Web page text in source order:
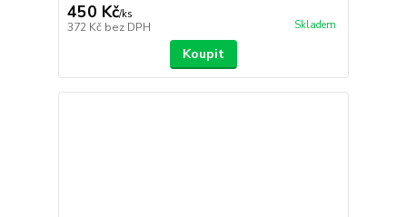
450 Kč/ks
372 Kč bez DPH Skladem
Koupit